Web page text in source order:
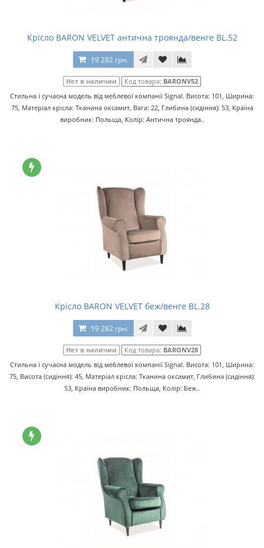
Крісло BARON VELVET антична троянда/венге BL.52
19 282 грн.
Нет в наличии Код товара: BARONV52
Стильна і сучасна модель від меблевої компанії Signal. Висота: 101, Ширина:
75, Матеріал крісла: Тканина оксамит, Вага: 22, Глибина (сидіння): 53, Країна
виробник: Польща, Колір: Антична троянда..
Крісло BARON VELVET беж/венге BL.28
19 282 грн.
Нет в наличии Код товара: BARONV28
Стильна і сучасна модель від меблевої компанії Signal. Висота: 101, Ширина:
75, Висота (сидіння): 45, Матеріал крісла: Тканина оксамит, Глибина (сидіння):
53, Країна виробник: Польща, Колір: Беж..